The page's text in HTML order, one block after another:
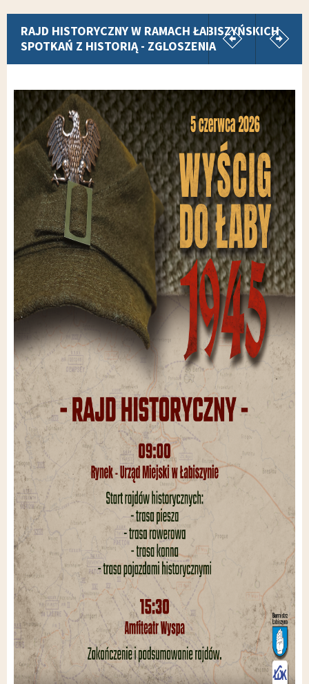
RAJD HISTORYCZNY W RAMACH ŁABISZYŃSKICH
SPOTKAŃ Z HISTORIĄ - ZGLOSZENIA